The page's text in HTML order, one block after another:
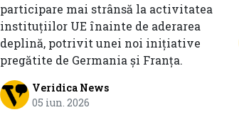
participare mai strânsă la activitatea
instituțiilor UE înainte de aderarea
deplină, potrivit unei noi inițiative
pregătite de Germania și Franța.
Veridica News
05 iun. 2026